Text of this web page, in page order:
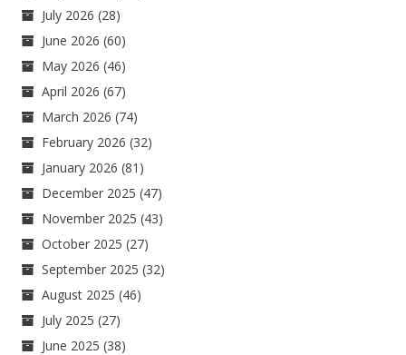
July 2026 (28)
June 2026 (60)
May 2026 (46)
April 2026 (67)
March 2026 (74)
February 2026 (32)
January 2026 (81)
December 2025 (47)
November 2025 (43)
October 2025 (27)
September 2025 (32)
August 2025 (46)
July 2025 (27)
June 2025 (38)